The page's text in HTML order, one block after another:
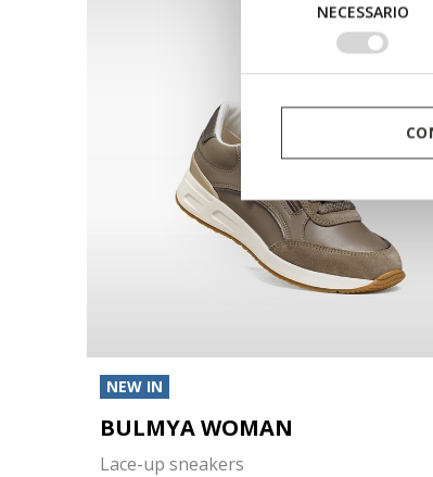
NECESSARIO
NEW IN
BULMYA WOMAN
Lace-up sneakers